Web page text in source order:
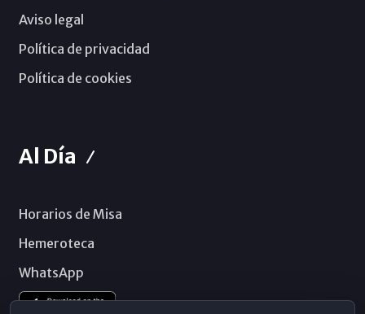
Aviso legal
Política de privacidad
Política de cookies
Al Día
Horarios de Misa
Hemeroteca
WhatsApp